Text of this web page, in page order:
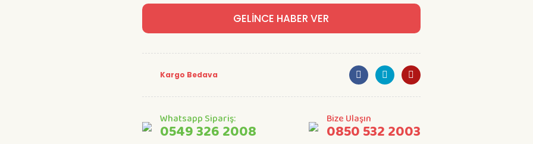
GELİNCE HABER VER
Kargo Bedava
Whatsapp Sipariş:
0549 326 2008
Bize Ulaşın
0850 532 2003